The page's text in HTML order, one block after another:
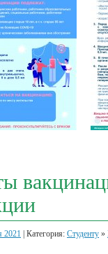
2021 | Категория: Студенту »